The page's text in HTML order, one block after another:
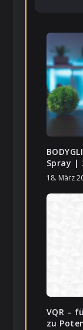
Spray |
18. März
VQR –
zu